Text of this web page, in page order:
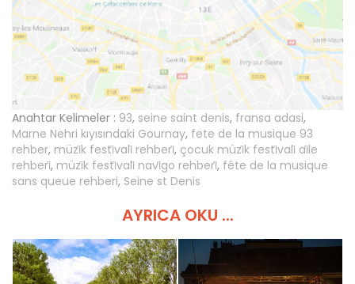
Anahtar Kelimeler : 93, seine saint denis, fransa adasi,
Marne Nehri kıyısındaki Gournay, fete de la musique 93
rehber, müzi̇k festi̇vali̇ rehberi̇, çocuk müzi̇k festi̇vali̇ ai̇le
rehberi̇, müzi̇k festi̇vali̇ navi̇go rehberi̇, fête de la musique
sans queue rehberi, Seine st Denis
AYRICA OKU ...